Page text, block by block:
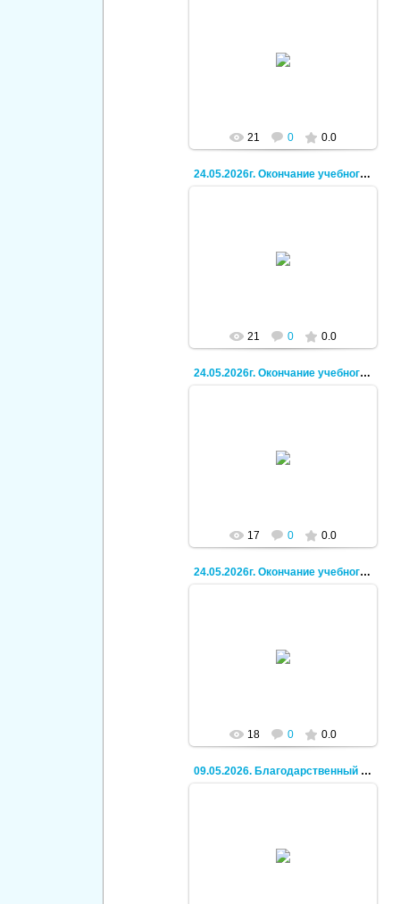
21 0 0.0
24.05.2026г. Окончание учебного года, поход.
21 0 0.0
24.05.2026г. Окончание учебного года, поход.
17 0 0.0
24.05.2026г. Окончание учебного года, поход.
18 0 0.0
09.05.2026. Благодарственный молебен.